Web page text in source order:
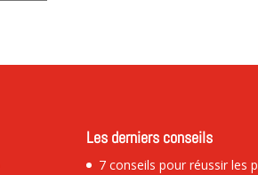
Les derniers conseils
7 conseils pour réussir les